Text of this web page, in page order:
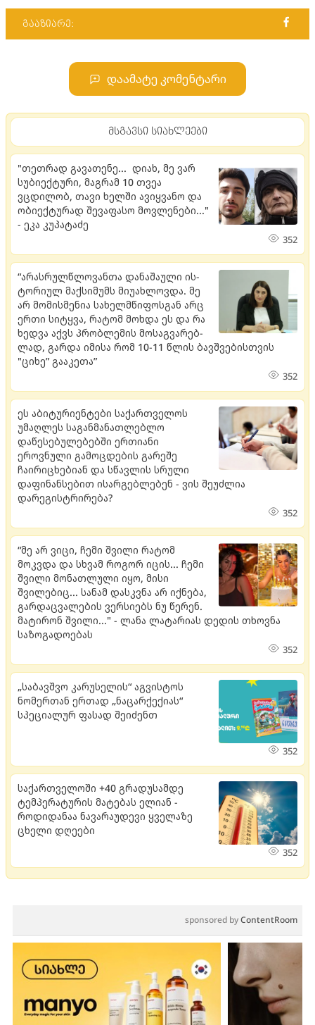
გააზიარე:
დაამატე კომენტარი
მსგავსი სიახლეები
"თეთრად გავათენე... დიახ, მე ვარ
სუბიექტური, მაგრამ 10 თვეა
ვცდილობ, თავი ხელში ავიყვანო და
ობიექტურად შევაფასო მოვლენები..."
- ეკა კუპატაძე
352
“არას­რულ­წლო­ვან­თა და­ნა­შა­უ­ლი ის­
ტო­რი­ულ მაქ­სი­მუმს მი­უ­ახ­ლოვ­და. მე
არ მო­მის­მე­ნია სა­ხელ­მწი­ფოს­გან არც
ერთი სი­ტყვა, რა­ტომ მოხ­და ეს და რა
ხედ­ვა აქვს პრობ­ლე­მის მო­საგ­ვა­რებ­
ლად, გარ­და იმი­სა რომ 10-11 წლის ბავ­შვე­ბის­თვის
"ციხე” გა­ა­კე­თა”
352
ეს აბიტურიენტები საქართველოს
უმაღლეს საგანმანათლებლო
დაწესებულებებში ერთიანი
ეროვნული გამოცდების გარეშე
ჩაირიცხებიან და სწავლის სრული
დაფინანსებით ისარგებლებენ - ვის შეუძლია
დარეგისტრირება?
352
“მე არ ვიცი, ჩემი შვილი რატომ
მოკვდა და სხვამ როგორ იცის... ჩემი
შვილი მონათლული იყო, მისი
შვილებიც... სანამ დასკვნა არ იქნება,
გარდაცვალების ვერსიებს ნუ წერენ.
მატირონ შვილი..." - ლანა ლატარიას დედის თხოვნა
საზოგადოებას
352
„საბავშვო კარუსელის“ აგვისტოს
ნომერთან ერთად „ნაცარქექიას“
სპეციალურ ფასად შეიძენთ
352
საქართველოში +40 გრადუსამდე
ტემპერატურის მატებას ელიან -
როდიდანაა ნავარაუდევი ყველაზე
ცხელი დღეები
352
sponsored byContentRoom